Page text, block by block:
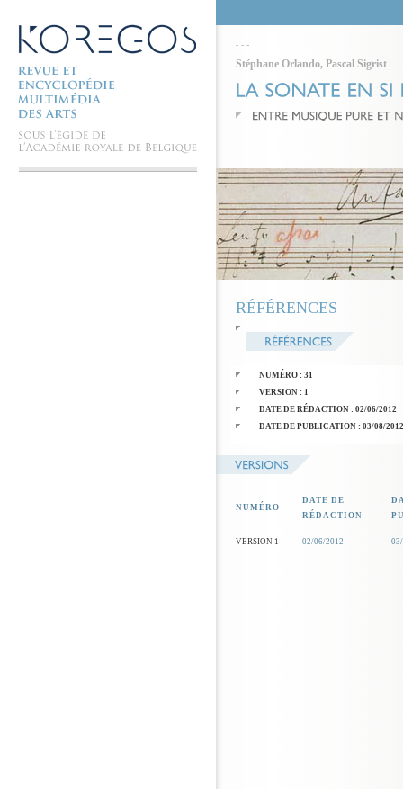
- - -
Stéphane Orlando, Pascal Sigrist
RÉFÉRENCES
NUMÉRO : 31
VERSION : 1
DATE DE RÉDACTION : 02/06/2012
DATE DE PUBLICATION : 03/08/2012
NUMÉRO
DATE DE
RÉDACTION
VERSION 1 02/06/2012